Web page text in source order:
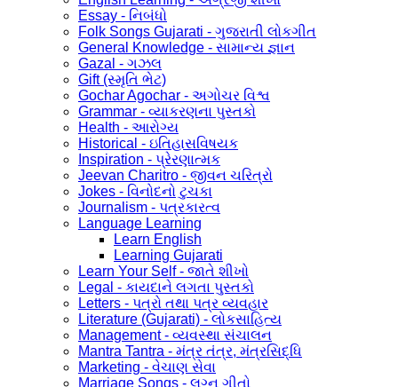
Essay - નિબંધો
Folk Songs Gujarati - ગુજરાતી લોકગીત
General Knowledge - સામાન્ય જ્ઞાન
Gazal - ગઝલ
Gift (સ્મૃતિ ભેટ)
Gochar Agochar - અગોચર વિશ્વ
Grammar - વ્યાકરણના પુસ્તકો
Health - આરોગ્ય
Historical - ઇતિહાસવિષયક
Inspiration - પ્રેરણાત્મક
Jeevan Charitro - જીવન ચરિત્રો
Jokes - વિનોદનો ટુચકા
Journalism - પત્રકારત્વ
Language Learning
Learn English
Learning Gujarati
Learn Your Self - જાતે શીખો
Legal - કાયદાને લગતા પુસ્તકો
Letters - પત્રો તથા પત્ર વ્યવહાર
Literature (Gujarati) - લોકસાહિત્ય
Management - વ્યવસ્થા સંચાલન
Mantra Tantra - મંત્ર તંત્ર, મંત્રસિદ્ધિ
Marketing - વેચાણ સેવા
Marriage Songs - લગ્ન ગીતો